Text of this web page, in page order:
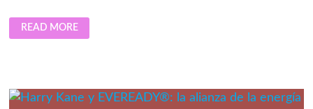
EL
MAYOR
TORNEO
UN
CAMBIO
READ MORE